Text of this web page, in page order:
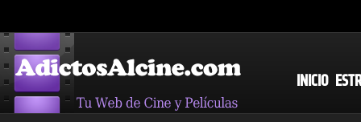
INICIO